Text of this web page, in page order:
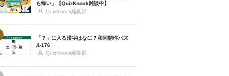
も怖い」【QuizKnock雑談中】
QuizKnock編集部
「？」に入る漢字はなに？和同開珎パズ
ル176
QuizKnock編集部